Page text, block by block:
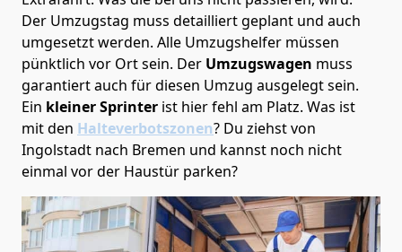
Der Umzugstag muss detailliert geplant und auch
umgesetzt werden. Alle Umzugshelfer müssen
pünktlich vor Ort sein. Der Umzugswagen muss
garantiert auch für diesen Umzug ausgelegt sein.
Ein kleiner Sprinter ist hier fehl am Platz. Was ist
mit den Halteverbotszonen? Du ziehst von
Ingolstadt nach Bremen und kannst noch nicht
einmal vor der Haustür parken?